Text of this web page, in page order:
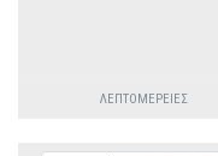
ΛΕΠΤΟΜΈΡΕΙΕΣ